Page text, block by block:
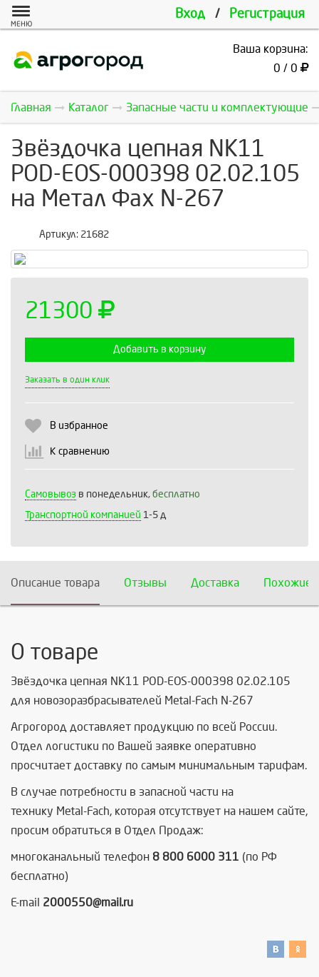
Вход / Регистрация
МЕНЮ
Ваша корзина:
0 / 0
Главная Каталог Запасные части и комплектующие
Звёздочка цепная NK11
POD-EOS-000398 02.02.105
на Метал Фах N-267
Артикул: 21682
21300
Добавить в корзину
Заказать в один клик
В избранное
К сравнению
Самовывоз в понедельник, бесплатно
Транспортной компанией 1-5 д
Описание товара Отзывы Доставка Похожие
О товаре
Звёздочка цепная NK11 POD-EOS-000398 02.02.105
для новозоразбрасывателей Metal-Fach N-267
Агрогород доставляет продукцию по всей России.
Отдел логистики по Вашей заявке оперативно
просчитает доставку по самым минимальным тарифам.
В случае потребности в запасной части на
технику Metal-Fach, которая отсутствует на нашем сайте,
просим обратиться в Отдел Продаж:
многоканальный телефон 8 800 6000 311 (по РФ
бесплатно)
E-mail 2000550@mail.ru